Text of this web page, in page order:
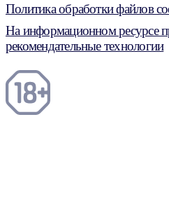
Политика обработки файлов
На информационном ресурсе
рекомендательные технологии